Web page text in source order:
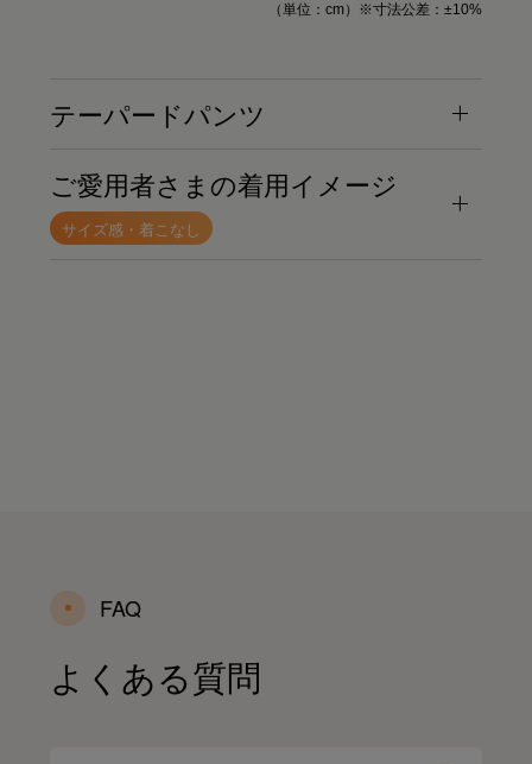
（単位：cm）※寸法公差：±10%
テーパードパンツ
ご愛用者さまの着用イメージ
サイズ感・着こなし
FAQ
よくある質問